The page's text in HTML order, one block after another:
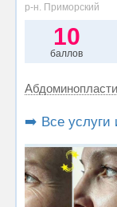
р-н. Приморский
10
баллов
➡️ Все услуги